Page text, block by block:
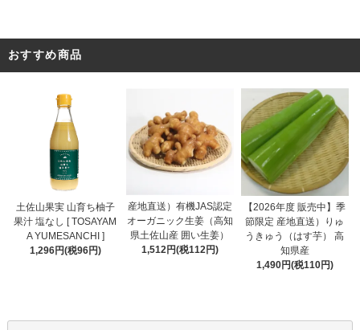
おすすめ商品
土佐山果実 山育ち柚子
果汁 塩なし [ TOSAYAM
A YUMESANCHI ]
1,296円(税96円)
産地直送）有機JAS認定
オーガニック生姜（高知
県土佐山産 囲い生姜）
1,512円(税112円)
【2026年度 販売中】季
節限定 産地直送）りゅ
うきゅう（はす芋） 高
知県産
1,490円(税110円)